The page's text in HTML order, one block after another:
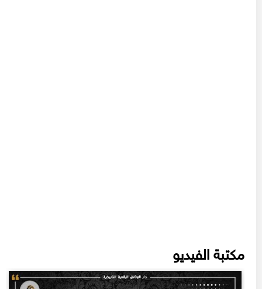
مكتبة الفيديو